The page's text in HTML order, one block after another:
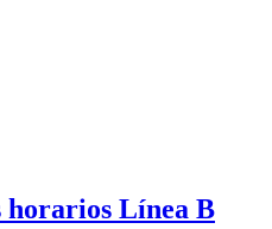
horarios Línea B